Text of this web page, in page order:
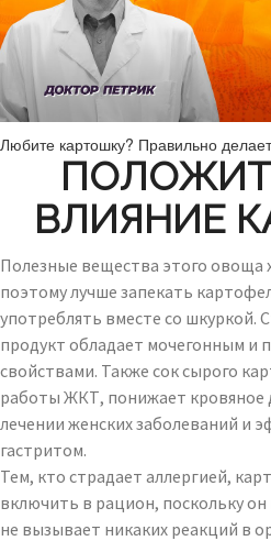
Любите картошку? Правильно
ВЛИЯНИЕ
Полезные вещества этого овоща
поэтому лучше запекать
употреблять вместе со шкуркой.
продукт обладает мочегонным и
свойствами. Также сок сырого
работы ЖКТ, понижает кровяное
лечении женских заболеваний и
гастритом.
Тем, кто страдает аллергией,
включить в рацион, поскольку
не вызывает никаких реакций в